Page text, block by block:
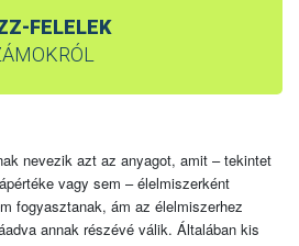
FELELEK
nevezik azt az anyagot, amit – tekintet
vagy sem – élelmiszerként
fogyasztanak, ám az élelmiszerhez
annak részévé válik. Általában kis